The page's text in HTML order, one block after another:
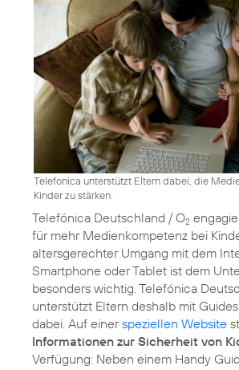
Telefonica unterstützt Eltern dabei, die
Kinder zu stärken.
Telefónica Deutschland / O2
für mehr Medienkompetenz bei
altersgerechter Umgang mit dem
Smartphone oder Tablet ist dem
besonders wichtig. Telefónica
unterstützt Eltern deshalb mit
dabei. Auf einerspeziellen Website
Informationen zur Sicherheit von
Verfügung: Neben einem Handy